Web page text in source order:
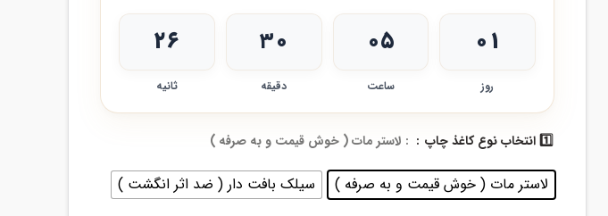
۰۱
روز
۰۵
ساعت
۳۰
دقیقه
۲۴
ثانیه
1️⃣ انتخاب نوع کاغذ چاپ : لاستر مات ( خوش قیمت و به صرفه )
لاستر مات ( خوش قیمت و به صرفه ) سیلک بافت دار ( ضد اثر انگشت )